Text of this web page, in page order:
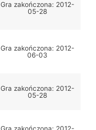
Gra zakończona: 2012-
05-28
Gra zakończona: 2012-
06-03
Gra zakończona: 2012-
05-28
Gra zakończona: 2012-